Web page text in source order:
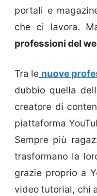
portali e
che ci lavora.
professioni del
Tra le nuove
dubbio quella
creatore di
piattaforma
Sempre più
trasformano la
grazie proprio a
video tutorial, chi